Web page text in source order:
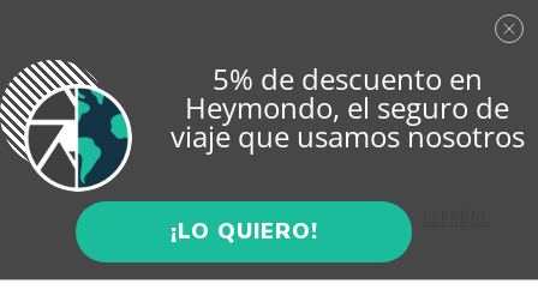
5% de descuento en
Heymondo, el seguro de
viaje que usamos nosotros
¡LO QUIERO!